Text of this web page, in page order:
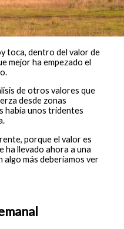
toca, dentro del valor de
mejor ha empezado el
de otros valores que
desde zonas
había unos tridentes
porque el valor es
ha llevado ahora a una
algo más deberíamos ver